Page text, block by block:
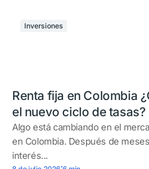
Inversiones
Renta fija en Colombia
el nuevo ciclo de tasas?
Algo está cambiando en el
en Colombia. Después de
interés...
.